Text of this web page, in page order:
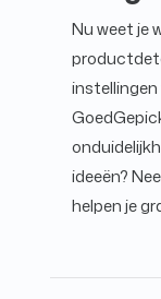
Nu weet je
ideeën?
helpen je